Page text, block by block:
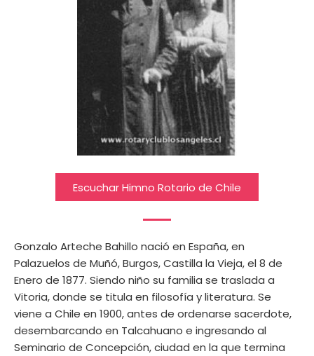
Escuchar Himno Rotario de Chile
Gonzalo Arteche Bahillo nació en España, en
Palazuelos de Muñó, Burgos, Castilla la Vieja, el 8 de
Enero de 1877. Siendo niño su familia se traslada a
Vitoria, donde se titula en filosofía y literatura. Se
viene a Chile en 1900, antes de ordenarse sacerdote,
desembarcando en Talcahuano e ingresando al
Seminario de Concepción, ciudad en la que termina